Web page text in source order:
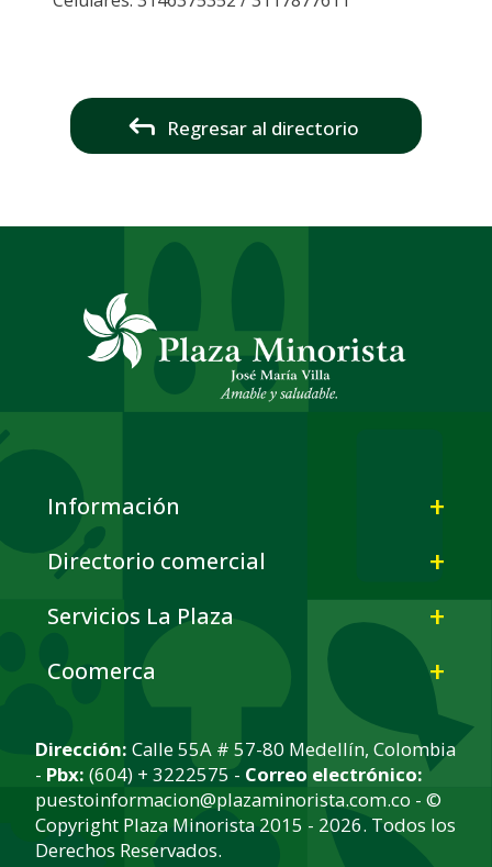
Regresar al directorio
Información
Directorio comercial
Servicios La Plaza
Coomerca
Dirección: Calle 55A # 57-80 Medellín, Colombia
- Pbx: (604) + 3222575 - Correo electrónico:
puestoinformacion@plazaminorista.com.co - ©
Copyright Plaza Minorista 2015 - 2026. Todos los
Derechos Reservados.